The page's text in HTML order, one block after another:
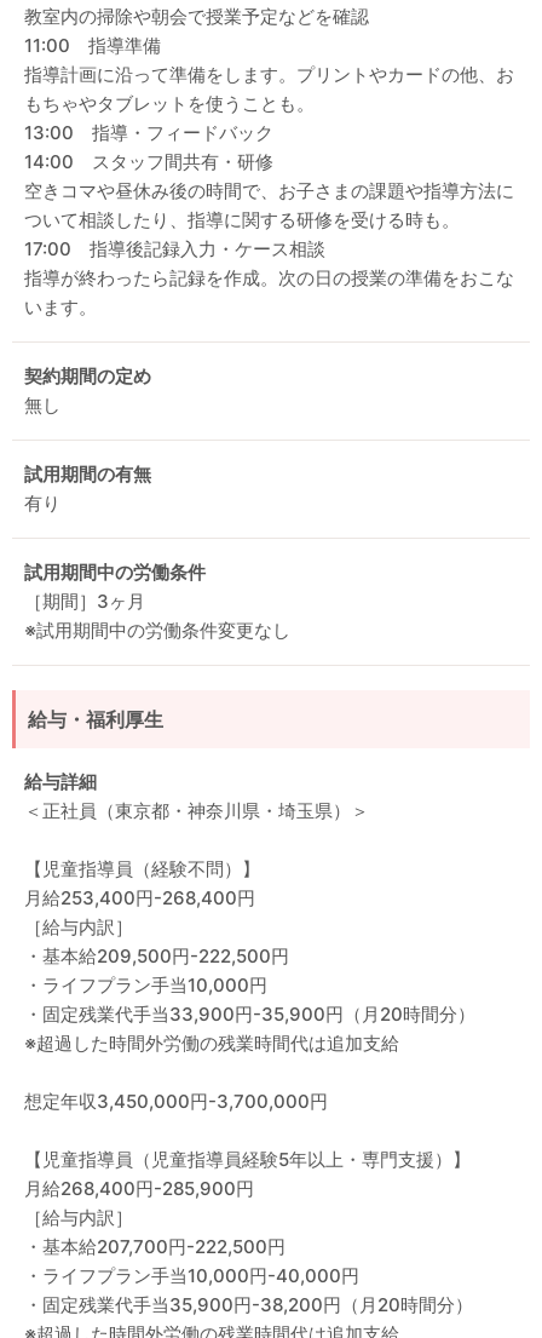
教室内の掃除や朝会で授業予定などを確認
11:00 指導準備
指導計画に沿って準備をします。プリントやカードの他、お
もちゃやタブレットを使うことも。
13:00 指導・フィードバック
14:00 スタッフ間共有・研修
空きコマや昼休み後の時間で、お子さまの課題や指導方法に
ついて相談したり、指導に関する研修を受ける時も。
17:00 指導後記録入力・ケース相談
指導が終わったら記録を作成。次の日の授業の準備をおこな
います。
契約期間の定め
無し
試用期間の有無
有り
試用期間中の労働条件
［期間］3ヶ月
※試用期間中の労働条件変更なし
給与・福利厚生
給与詳細
＜正社員（東京都・神奈川県・埼玉県）＞
【児童指導員（経験不問）】
月給253,400円-268,400円
［給与内訳］
・基本給209,500円-222,500円
・ライフプラン手当10,000円
・固定残業代手当33,900円-35,900円（月20時間分）
※超過した時間外労働の残業時間代は追加支給
想定年収3,450,000円-3,700,000円
【児童指導員（児童指導員経験5年以上・専門支援）】
月給268,400円-285,900円
［給与内訳］
・基本給207,700円-222,500円
・ライフプラン手当10,000円-40,000円
・固定残業代手当35,900円-38,200円（月20時間分）